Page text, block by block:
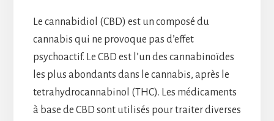
Le cannabidiol (CBD) est un composé du
cannabis qui ne provoque pas d’effet
psychoactif. Le CBD est l’un des cannabinoïdes
les plus abondants dans le cannabis, après le
tetrahydrocannabinol (THC). Les médicaments
à base de CBD sont utilisés pour traiter diverses